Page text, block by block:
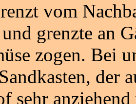
vom
grenzte an
zogen. Bei
der
sehr